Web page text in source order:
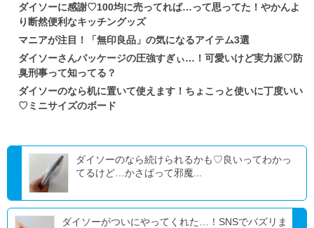
ダイソーに感謝♡100均に売ってれば…って思ってた！やかんよ
り断然便利なキッチングッズ
マニアが注目！「無印良品」の気になるアイテム3選
ダイソーさんパッケージの圧強すぎぃ…！可愛いけど実力派♡防
臭刑事って知ってる？
ダイソーのなら机に置いて使えます！ちょこっと使いに丁度いい
♡ミニサイズのボード
ダイソーのなら続けられるかも♡良いってわかっ
てるけど…かさばって邪魔...
ダイソーがついにやってくれた…！SNSでバズリま